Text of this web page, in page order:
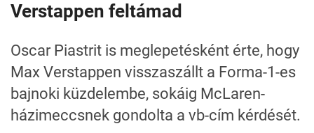
Verstappen feltámad
Oscar Piastrit is meglepetésként érte, hogy
Max Verstappen visszaszállt a Forma-1-es
bajnoki küzdelembe, sokáig McLaren-
házimeccsnek gondolta a vb-cím kérdését.